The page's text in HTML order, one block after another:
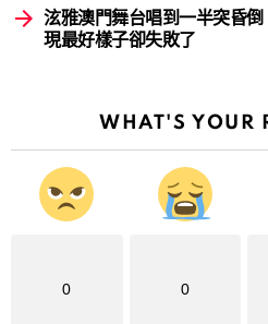
泫雅澳門舞台唱到一半突昏
現最好樣子卻失敗了
WHAT'S YOUR
0 0